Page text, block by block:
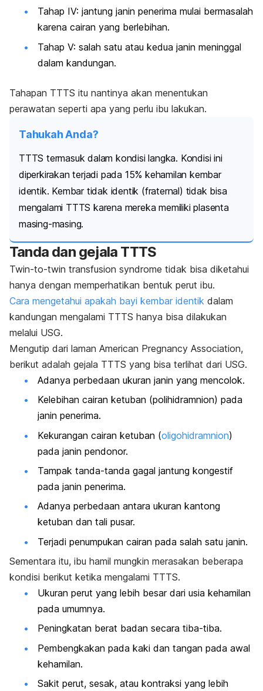
Tahap IV: jantung janin penerima mulai bermasalah
karena cairan yang berlebihan.
Tahap V: salah satu atau kedua janin meninggal
dalam kandungan.
Tahapan TTTS itu nantinya akan menentukan
perawatan seperti apa yang perlu ibu lakukan.
Tahukah Anda?
TTTS termasuk dalam kondisi langka. Kondisi ini
diperkirakan terjadi pada 15% kehamilan kembar
identik. Kembar tidak identik (fraternal) tidak bisa
mengalami TTTS karena mereka memiliki plasenta
masing-masing.
Tanda dan gejala TTTS
Twin-to-twin transfusion syndrome tidak bisa diketahui
hanya dengan memperhatikan bentuk perut ibu.
Cara mengetahui apakah bayi kembar identik dalam
kandungan mengalami TTTS hanya bisa dilakukan
melalui USG.
Mengutip dari laman American Pregnancy Association,
berikut adalah gejala TTTS yang bisa terlihat dari USG.
Adanya perbedaan ukuran janin yang mencolok.
Kelebihan cairan ketuban (polihidramnion) pada
janin penerima.
Kekurangan cairan ketuban (oligohidramnion)
pada janin pendonor.
Tampak tanda-tanda gagal jantung kongestif
pada janin penerima.
Adanya perbedaan antara ukuran kantong
ketuban dan tali pusar.
Terjadi penumpukan cairan pada salah satu janin.
Sementara itu, ibu hamil mungkin merasakan beberapa
kondisi berikut ketika mengalami TTTS.
Ukuran perut yang lebih besar dari usia kehamilan
pada umumnya.
Peningkatan berat badan secara tiba-tiba.
Pembengkakan pada kaki dan tangan pada awal
kehamilan.
Sakit perut, sesak, atau kontraksi yang lebih